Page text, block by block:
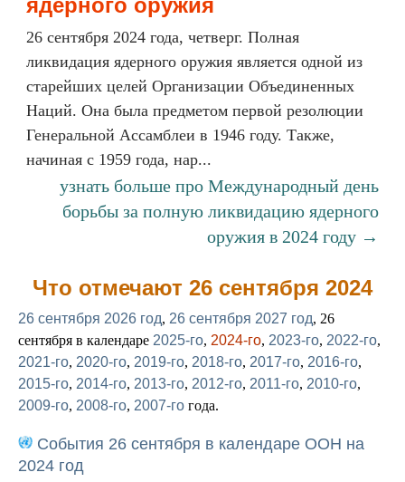
ядерного оружия
26 сентября 2024 года, четверг. Полная
ликвидация ядерного оружия является одной из
старейших целей Организации Объединенных
Наций. Она была предметом первой резолюции
Генеральной Ассамблеи в 1946 году. Также,
начиная с 1959 года, нар...
узнать больше про Международный день
борьбы за полную ликвидацию ядерного
оружия в 2024 году →
Что отмечают 26 сентября 2024
26 сентября 2026 год, 26 сентября 2027 год, 26
сентября в календаре 2025-го, 2024-го, 2023-го, 2022-го,
2021-го, 2020-го, 2019-го, 2018-го, 2017-го, 2016-го,
2015-го, 2014-го, 2013-го, 2012-го, 2011-го, 2010-го,
2009-го, 2008-го, 2007-го года.
События 26 сентября в календаре ООН на
2024 год